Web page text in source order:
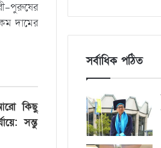
পুরুষের
দামের
কিছু
সন্তু
সর্বাধিক পঠিত